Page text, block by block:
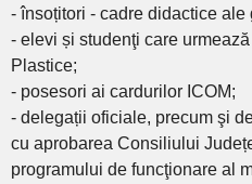
- însoțitori - cadre didactice ale
- elevi și studenţi care
Plastice;
- posesori ai cardurilor ICOM;
- delegații oficiale, precum şi
cu aprobarea Consiliului
programului de funcţionare al